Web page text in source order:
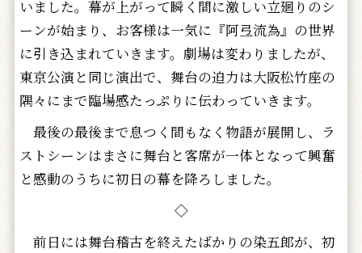
いました。幕が上がって瞬く間に激しい立廻りのシ
ーンが始まり、お客様は一気に『阿弖流為』の世界
に引き込まれていきます。劇場は変わりましたが、
東京公演と同じ演出で、舞台の迫力は大阪松竹座の
隅々にまで臨場感たっぷりに伝わっていきます。
最後の最後まで息つく間もなく物語が展開し、ラ
ストシーンはまさに舞台と客席が一体となって興奮
と感動のうちに初日の幕を降ろしました。
◇
前日には舞台稽古を終えたばかりの染五郎が、初